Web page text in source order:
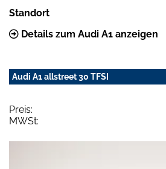
Standort
Details zum Audi A1 anzeigen
Audi A1 allstreet 30 TFSI
Preis:
MWSt: